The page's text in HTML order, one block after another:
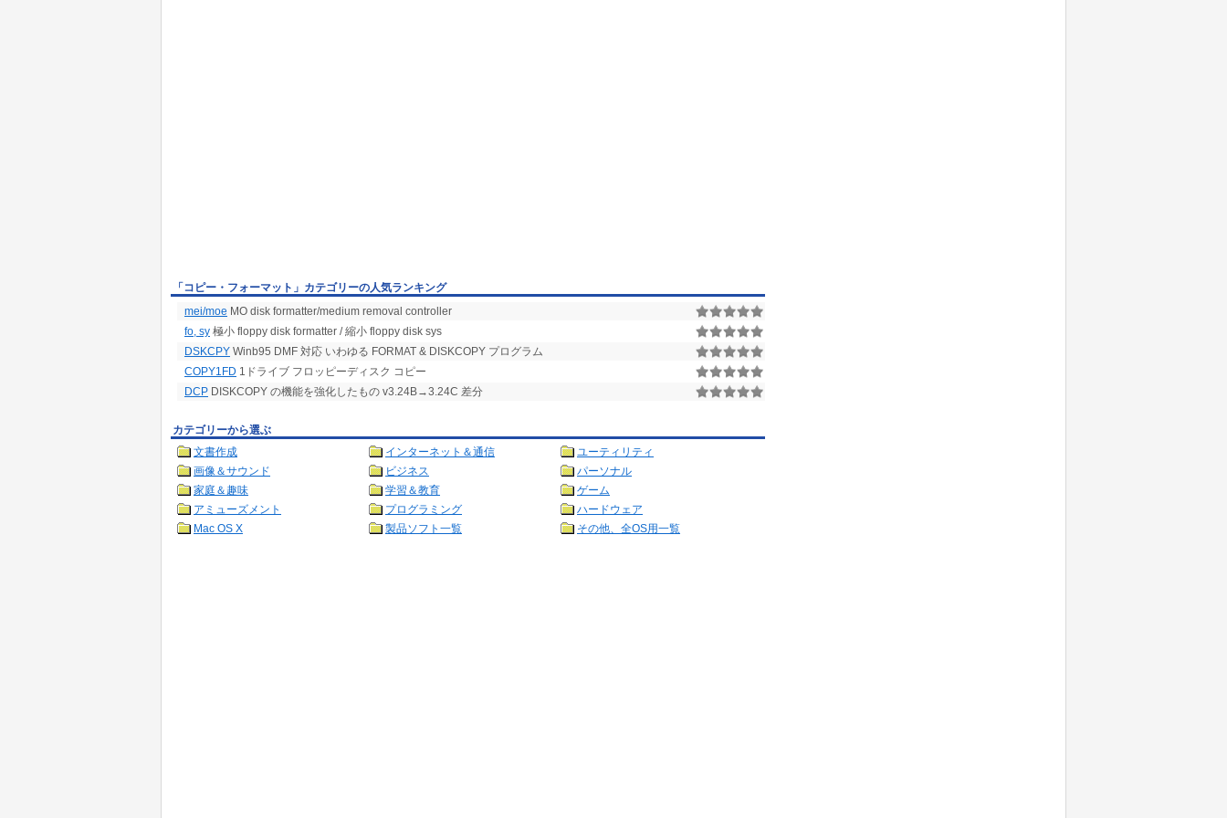
「コピー・フォーマット」カテゴリーの人気ランキング
mei/moe MO disk formatter/medium removal controller
fo, sy 極小 floppy disk formatter / 縮小 floppy disk sys
DSKCPY Winb95 DMF 対応 いわゆる FORMAT & DISKCOPY プログラム
COPY1FD 1ドライブ フロッピーディスク コピー
DCP DISKCOPY の機能を強化したもの v3.24B→3.24C 差分
カテゴリーから選ぶ
文書作成
インターネット＆通信
ユーティリティ
画像＆サウンド
ビジネス
パーソナル
家庭＆趣味
学習＆教育
ゲーム
アミューズメント
プログラミング
ハードウェア
Mac OS X
製品ソフト一覧 その他、全OS用一覧